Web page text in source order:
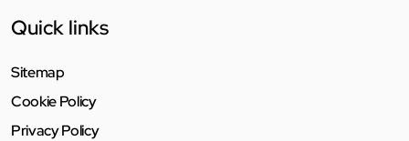
Quick links
Sitemap
Cookie Policy
Privacy Policy